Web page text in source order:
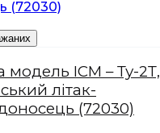
модель ICM – Ту-2Т,
літак-
(72030)